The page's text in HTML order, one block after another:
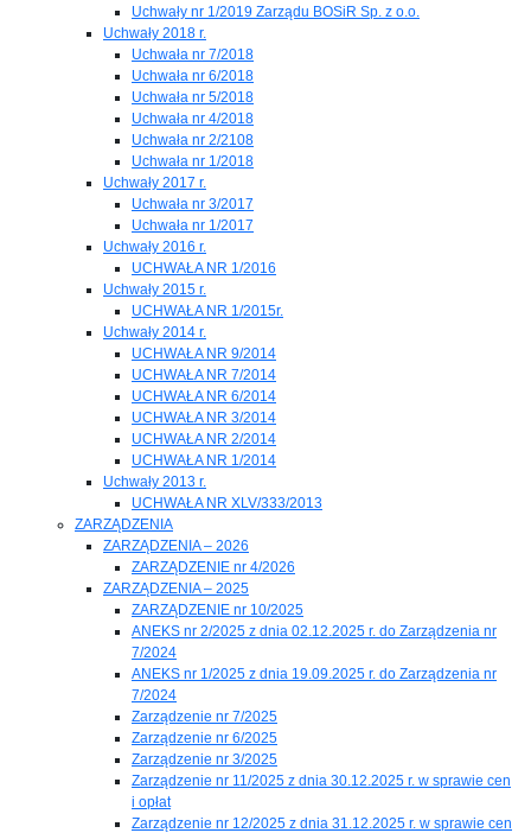
Uchwały nr 1/2019 Zarządu BOSiR Sp. z o.o.
Uchwały 2018 r.
Uchwała nr 7/2018
Uchwała nr 6/2018
Uchwała nr 5/2018
Uchwała nr 4/2018
Uchwała nr 2/2108
Uchwała nr 1/2018
Uchwały 2017 r.
Uchwała nr 3/2017
Uchwała nr 1/2017
Uchwały 2016 r.
UCHWAŁA NR 1/2016
Uchwały 2015 r.
UCHWAŁA NR 1/2015r.
Uchwały 2014 r.
UCHWAŁA NR 9/2014
UCHWAŁA NR 7/2014
UCHWAŁA NR 6/2014
UCHWAŁA NR 3/2014
UCHWAŁA NR 2/2014
UCHWAŁA NR 1/2014
Uchwały 2013 r.
UCHWAŁA NR XLV/333/2013
ZARZĄDZENIA
ZARZĄDZENIA – 2026
ZARZĄDZENIE nr 4/2026
ZARZĄDZENIA – 2025
ZARZĄDZENIE nr 10/2025
ANEKS nr 2/2025 z dnia 02.12.2025 r. do Zarządzenia nr
7/2024
ANEKS nr 1/2025 z dnia 19.09.2025 r. do Zarządzenia nr
7/2024
Zarządzenie nr 7/2025
Zarządzenie nr 6/2025
Zarządzenie nr 3/2025
Zarządzenie nr 11/2025 z dnia 30.12.2025 r. w sprawie cen
i opłat
Zarządzenie nr 12/2025 z dnia 31.12.2025 r. w sprawie cen